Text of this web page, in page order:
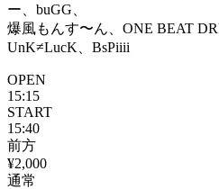
ー、buGG、
爆風もんす〜ん、ONE BEAT
UnK≠LucK、BsPiiii
OPEN
15:15
START
15:40
前方
¥2,000
通常